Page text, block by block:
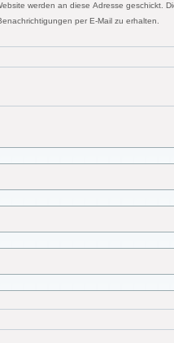
werden an diese Adresse
per E-Mail zu erhalten.